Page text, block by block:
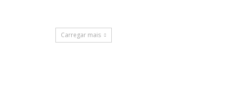
Carregar mais